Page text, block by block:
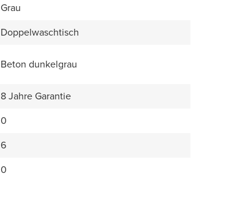
Grau
Doppelwaschtisch
Beton dunkelgrau
8 Jahre Garantie
0
6
0